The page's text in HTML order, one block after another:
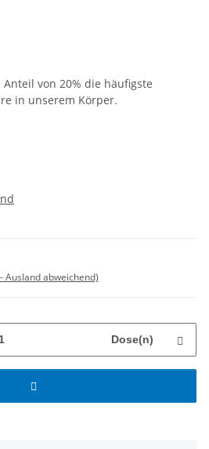
von 20% die häufigste
in unserem Körper.
Ausland abweichend)
Dose(n)